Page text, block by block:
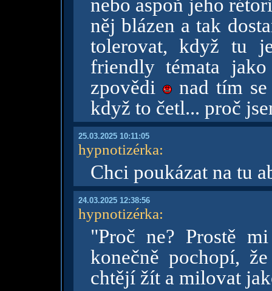
nebo aspoň jeho
něj blázen a tak
tolerovat, když tu
friendly témata
zpovědi
nad tím se
když to četl... proč
25.03.2025 10:11:05
hypnotizérka:
Chci poukázat na tu
24.03.2025 12:38:56
hypnotizérka:
"Proč ne? Prostě
konečně pochopí,
chtějí žít a milovat